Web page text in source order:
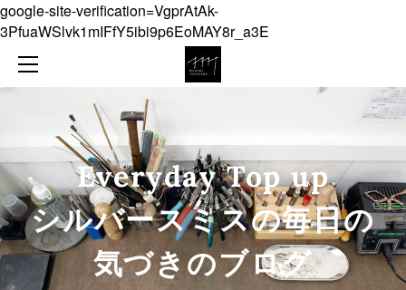
google-site-verification=VgprAtAk-
3PfuaWSlvk1mIFfY5ibi9p6EoMAY8r_a3E
Everyday Top up
​シルバースミスの毎日の
気づきのブログ
NEWS
ABOUT
COLLECTION
DIARY